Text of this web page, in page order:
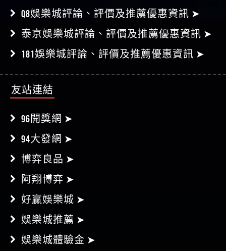
Q8娛樂城評論、評價及推薦優惠資訊 ➤
泰京娛樂城評論、評價及推薦優惠資訊 ➤
181娛樂城評論、評價及推薦優惠資訊 ➤
友站連結
96開獎網 ➤
94大發網 ➤
博弈良品 ➤
阿翔博弈 ➤
好贏娛樂城 ➤
娛樂城推薦 ➤
娛樂城體驗金 ➤